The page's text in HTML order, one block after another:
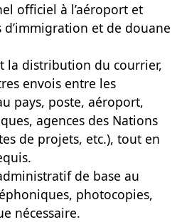
officiel à l’aéroport et
et de douane
la distribution du courrier,
envois entre les
pays, poste, aéroport,
agences des Nations
de projets, etc.), tout en
de base au
photocopies,
nécessaire.